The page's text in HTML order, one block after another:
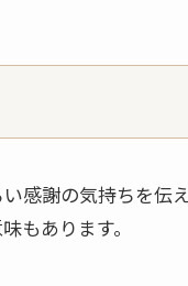
感謝の気持ちを伝え
もあります。